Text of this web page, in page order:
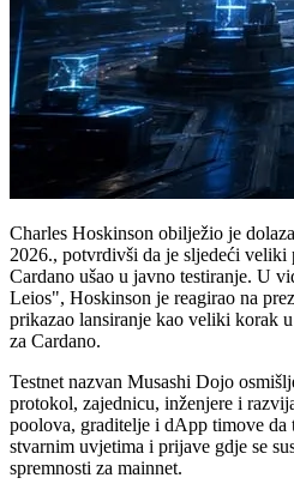
Charles Hoskinson obilježio je
2026., potvrdivši da je sljedeći veliki
Cardano ušao u javno testiranje. U
Leios", Hoskinson je reagirao na
prikazao lansiranje kao veliki korak
za Cardano.
Testnet nazvan Musashi Dojo
protokol, zajednicu, inženjere i
poolova, graditelje i dApp timove da
stvarnim uvjetima i prijave gdje se
spremnosti za mainnet.